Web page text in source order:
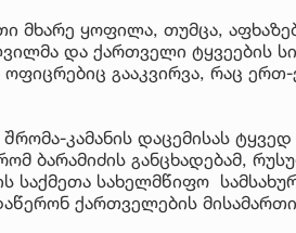
მხარე ყოფილა, თუმცა,
და ქართველი ტყვეების
გააკვირვა, რაც
კამანის დაცემისას ტყვედ
ბარამიძის განცხადებამ,
საქმეთა სახელმწიფო
ქართველების